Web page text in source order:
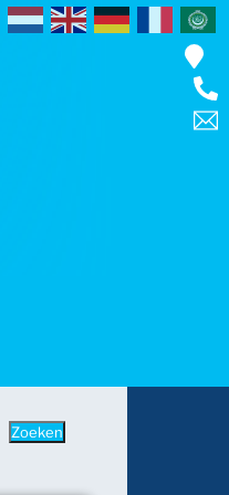
Zoeken